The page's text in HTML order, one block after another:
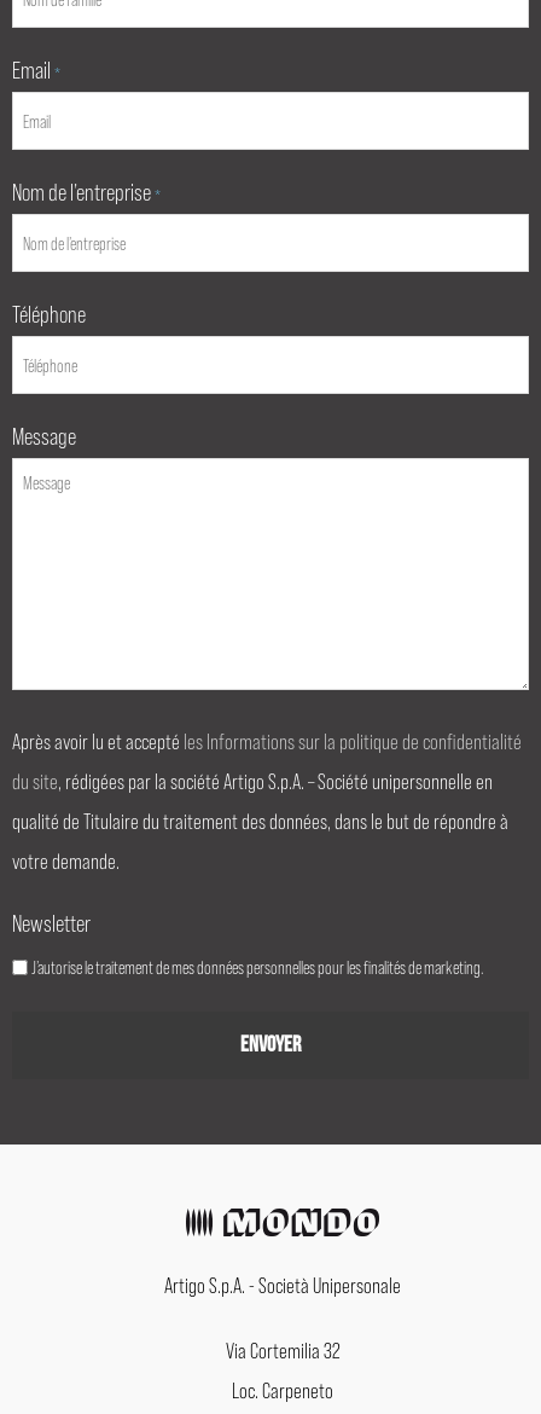
Email *
Nom de l’entreprise *
Téléphone
Message
Après avoir lu et accepté les Informations sur la politique de confidentialité
du site, rédigées par la société Artigo S.p.A. – Société unipersonnelle en
qualité de Titulaire du traitement des données, dans le but de répondre à
votre demande.
Newsletter
J’autorise le traitement de mes données personnelles pour les finalités de marketing.
Artigo S.p.A. - Società Unipersonale
Via Cortemilia 32
Loc. Carpeneto